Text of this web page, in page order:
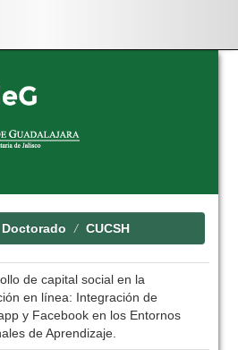
Doctorado CUCSH
de capital social en la
en línea: Integración de
y Facebook en los Entornos
de Aprendizaje.